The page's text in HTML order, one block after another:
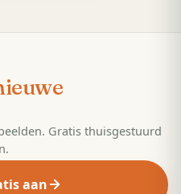
Gratis thuisgestuurd
aan